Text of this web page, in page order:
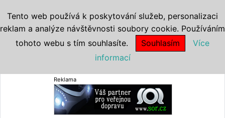
Reklama
Tento web používá k poskytování služeb, personalizaci
reklam a analýze návštěvnosti soubory cookie. Používáním
tohoto webu s tím souhlasíte.
Souhlasím
Více
informací